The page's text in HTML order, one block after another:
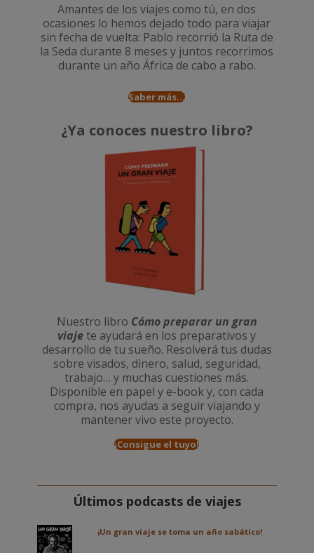
Amantes de los viajes como tú, en dos
ocasiones lo hemos dejado todo para viajar
sin fecha de vuelta: Pablo recorrió la Ruta de
la Seda durante 8 meses y juntos recorrimos
durante un año África de cabo a rabo.
Saber más...
¿Ya conoces nuestro libro?
Nuestro libro Cómo preparar un gran
viajete ayudará en los preparativos y
desarrollo de tu sueño. Resolverá tus dudas
sobre visados, dinero, salud, seguridad,
trabajo… y muchas cuestiones más.
Disponible en papel y e-book y, con cada
compra, nos ayudas a seguir viajando y
mantener vivo este proyecto.
¡Consigue el tuyo!
Últimos podcasts de viajes
¡Un gran viaje se toma un año sabático!